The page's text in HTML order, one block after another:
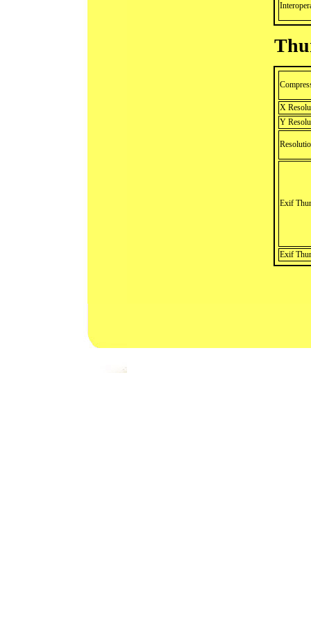
X
Y
Exif
Exif